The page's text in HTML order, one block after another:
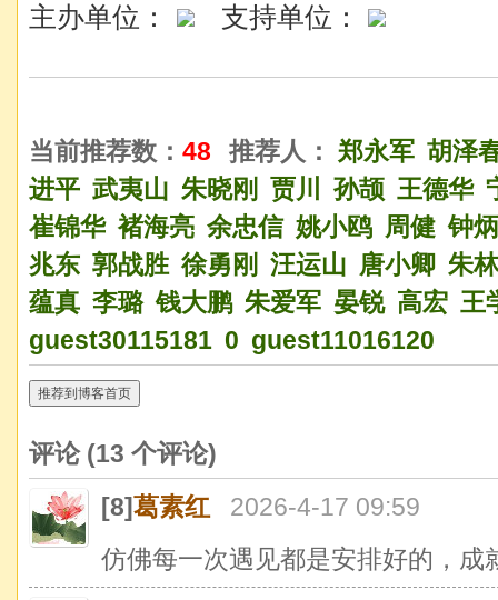
主办单位： 支持单位：
当前推荐数： 48 推荐人： 郑永军 胡泽
进平 武夷山 朱晓刚 贾川 孙颉 王德华
崔锦华 褚海亮 余忠信 姚小鸥 周健 钟炳
兆东 郭战胜 徐勇刚 汪运山 唐小卿 朱林
蕴真 李璐 钱大鹏 朱爱军 晏锐 高宏 王
guest30115181 0 guest11016120
推荐到博客首页
评论 (13 个评论)
[8]葛素红
2026-4-17 09:59
仿佛每一次遇见都是安排好的，成